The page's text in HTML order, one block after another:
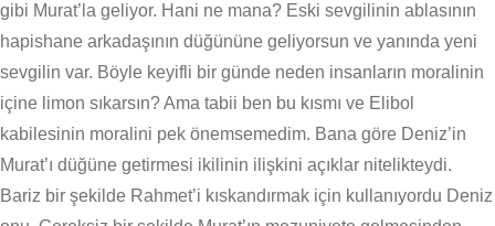
gibi Murat’la geliyor. Hani ne mana? Eski sevgilinin ablasının
hapishane arkadaşının düğününe geliyorsun ve yanında yeni
sevgilin var. Böyle keyifli bir günde neden insanların moralinin
içine limon sıkarsın? Ama tabii ben bu kısmı ve Elibol
kabilesinin moralini pek önemsemedim. Bana göre Deniz’in
Murat’ı düğüne getirmesi ikilinin ilişkini açıklar nitelikteydi.
Bariz bir şekilde Rahmet’i kıskandırmak için kullanıyordu Deniz